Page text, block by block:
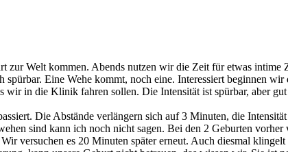
zur Welt kommen. Abends nutzen wir die Zeit für etwas
Eine Wehe kommt, noch eine. Interessiert beginnen
in die Klinik fahren sollen. Die Intensität ist spürbar, aber
Die Abstände verlängern sich auf 3 Minuten, die
sind kann ich noch nicht sagen. Bei den 2 Geburten
versuchen es 20 Minuten später erneut. Auch diesmal klingelt